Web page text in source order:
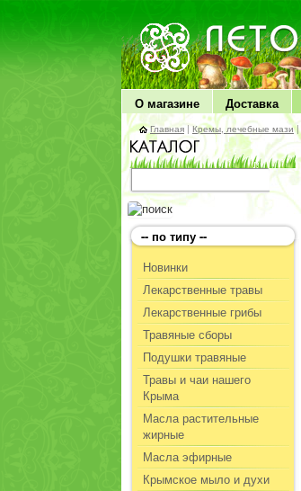
ЛЕТО чудо здоровья
О магазине Доставка
Главная | Кремы, лечебные мази|
-- по типу --
Новинки
Лекарственные травы
Лекарственные грибы
Травяные сборы
Подушки травяные
Травы и чаи нашего
Крыма
Масла растительные
жирные
Масла эфирные
Крымское мыло и духи